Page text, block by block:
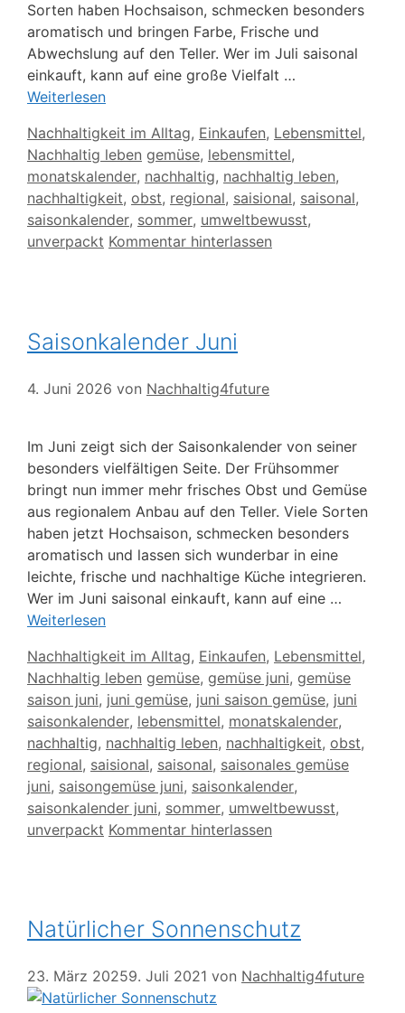
Sorten haben Hochsaison, schmecken besonders
aromatisch und bringen Farbe, Frische und
Abwechslung auf den Teller. Wer im Juli saisonal
einkauft, kann auf eine große Vielfalt …
Weiterlesen
Kategorien
Nachhaltigkeit im Alltag, Einkaufen, Lebensmittel,
Nachhaltig leben Schlagwörter
gemüse, lebensmittel,
monatskalender, nachhaltig, nachhaltig leben,
nachhaltigkeit, obst, regional, saisional, saisonal,
saisonkalender, sommer, umweltbewusst,
unverpackt Kommentar hinterlassen
Saisonkalender Juni
4. Juni 2026 von Nachhaltig4future
Im Juni zeigt sich der Saisonkalender von seiner
besonders vielfältigen Seite. Der Frühsommer
bringt nun immer mehr frisches Obst und Gemüse
aus regionalem Anbau auf den Teller. Viele Sorten
haben jetzt Hochsaison, schmecken besonders
aromatisch und lassen sich wunderbar in eine
leichte, frische und nachhaltige Küche integrieren.
Wer im Juni saisonal einkauft, kann auf eine …
Weiterlesen
Kategorien
Nachhaltigkeit im Alltag, Einkaufen, Lebensmittel,
Nachhaltig leben Schlagwörter
gemüse, gemüse juni, gemüse
saison juni, juni gemüse, juni saison gemüse, juni
saisonkalender, lebensmittel, monatskalender,
nachhaltig, nachhaltig leben, nachhaltigkeit, obst,
regional, saisional, saisonal, saisonales gemüse
juni, saisongemüse juni, saisonkalender,
saisonkalender juni, sommer, umweltbewusst,
unverpackt Kommentar hinterlassen
Natürlicher Sonnenschutz
23. März 20259. Juli 2021 von Nachhaltig4future